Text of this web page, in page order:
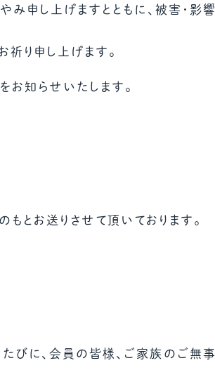
バイザー紹介
申し上げますとともに、被害・影響
祈り申し上げます。
お知らせいたします。
とお送りさせて頂いております。
びに、会員の皆様、ご家族のご無事